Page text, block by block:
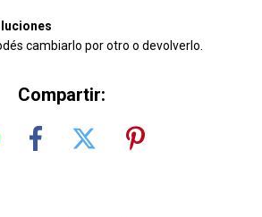
cambiarlo por otro o devolverlo.
Compartir: